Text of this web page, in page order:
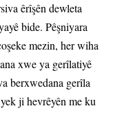
êrîşên dewleta
bide. Pêşniyara
mezin, her wiha
xwe ya gerîlatiyê
berxwedana gerîla
ji hevrêyên me ku